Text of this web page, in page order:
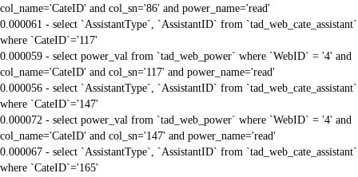
col_name='CateID' and col_sn='86' and power_name='read'
0.000061 - select `AssistantType`, `AssistantID` from `tad_web_cate_assistant`
where `CateID`='117'
0.000059 - select power_val from `tad_web_power` where `WebID` = '4' and
col_name='CateID' and col_sn='117' and power_name='read'
0.000056 - select `AssistantType`, `AssistantID` from `tad_web_cate_assistant`
where `CateID`='147'
0.000072 - select power_val from `tad_web_power` where `WebID` = '4' and
col_name='CateID' and col_sn='147' and power_name='read'
0.000067 - select `AssistantType`, `AssistantID` from `tad_web_cate_assistant`
where `CateID`='165'